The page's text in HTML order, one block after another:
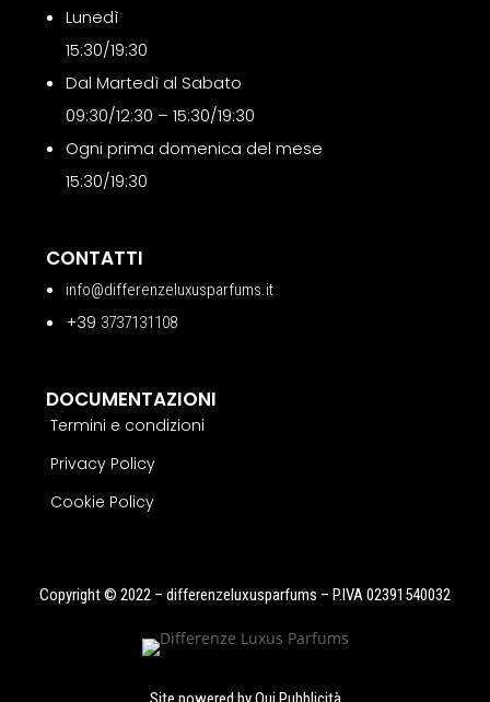
Lunedì
15:30/19:30
Dal Martedì al Sabato
09:30/12:30 – 15:30/19:30
Ogni prima domenica del mese
15:30/19:30
CONTATTI
info@differenzeluxusparfums.it
+39 3737131108
DOCUMENTAZIONI
Termini e condizioni
Privacy Policy
Cookie Policy
Copyright © 2022 – differenzeluxusparfums – P.IVA 02391540032